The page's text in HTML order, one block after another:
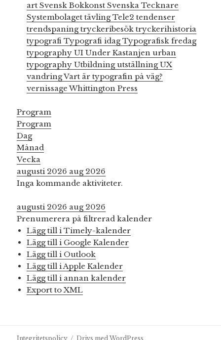
artSvensk BokkonstSvenska Tecknare
SystembolagettävlingTele2tendenser
trendspaningtryckeribesöktryckerihistoria
typografiTypografi idagTypografisk fredag
typographyUIUnder Kastanjenurban
typographyUtbildningutställningUX
vandringVart är typografin på väg?
vernissageWhittington Press
Program
Program
Dag
Månad
Vecka
augusti 2026 aug 2026
Inga kommande aktiviteter.
augusti 2026 aug 2026
Prenumerera på filtrerad kalender
Lägg till i Timely-kalender
Lägg till i Google Kalender
Lägg till i Outlook
Lägg till i Apple Kalender
Lägg till i annan kalender
Export to XML
Integritetspolicy Drivs med WordPress